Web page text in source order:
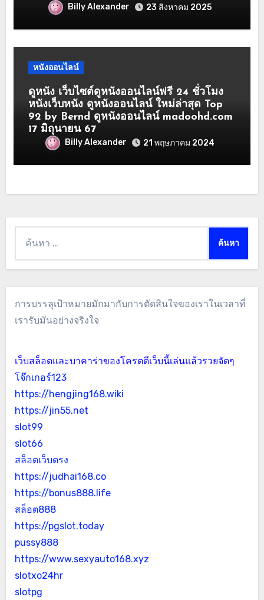
Billy Alexander 23 สิงหาคม 2025
หนังออนไลน์
ดูหนัง เว็บไซต์ดูหนังออนไลน์ฟรี 24 ชั่วโมง
หนังเว็บหนัง ดูหนังออนไลน์ ใหม่ล่าสุด Top
92 by Bernd ดูหนังออนไลน์ madoohd.com
17 มิถุนายน 67
Billy Alexander 21 พฤษภาคม 2024
สำหรับ:
การบรรลุเป้าหมายมักมากับการตัดสินใจของเราในเวลาที่
เรารับมันอย่างจริงใจ
เว็บสล็อตและบาคาร่าของโครตดีเว็บนี้เล่นแล้วรวยจัดๆ
โจ๊กเกอร์123
https://hengjing168.wiki
https://jin55.net
slot99
slot66
สล็อตเว็บตรง
https://judhai168.co
https://bonus888.life
สล็อต888
https://pgslot.today
pussy888
https://www.sexyauto168.xyz
slotxo24hr
slotpg